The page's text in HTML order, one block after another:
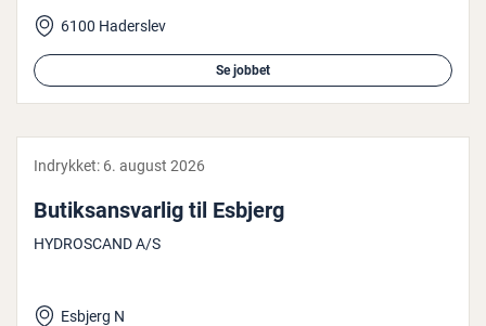
6100 Haderslev
Se jobbet
Indrykket: 6. august 2026
Bu­tiks­ansvar­lig til Esbjerg
HYDROSCAND A/S
Esbjerg N